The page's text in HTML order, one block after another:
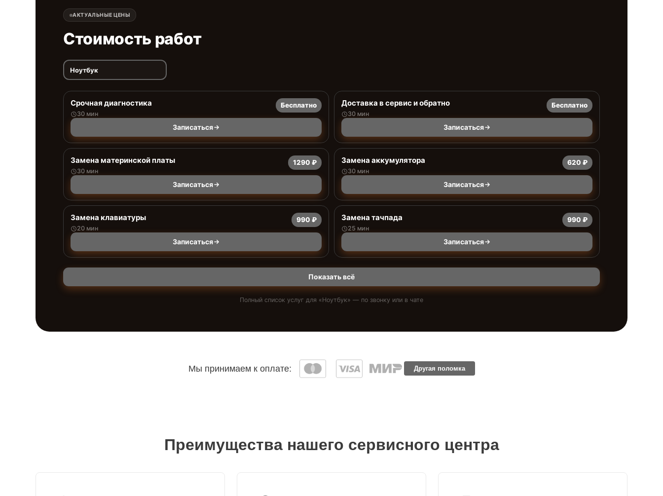
АКТУАЛЬНЫЕ ЦЕНЫ
Стоимость работ
Ноутбук
Срочная диагностика
30 мин
Бесплатно
Записаться
Доставка в сервис и обратно
30 мин
Бесплатно
Записаться
Замена материнской платы
30 мин
1290 ₽
Записаться
Замена аккумулятора
30 мин
620 ₽
Записаться
Замена клавиатуры
20 мин
990 ₽
Записаться
Замена тачпада
25 мин
990 ₽
Записаться
Показать всё
Полный список услуг для «Ноутбук» — по звонку или в чате
Мы принимаем к оплате: Другая поломка
Преимущества нашего сервисного центра